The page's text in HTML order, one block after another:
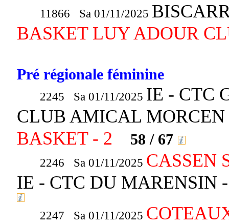
11866 Sa 01/11/2025
BASKET LUY ADOUR
Pré régionale féminine
2245 Sa 01/11/2025 IE - CTC
CLUB AMICAL
BASKET - 2
58 / 67
2246 Sa 01/11/2025 CASSEN
IE - CTC DU
2247 Sa 01/11/2025